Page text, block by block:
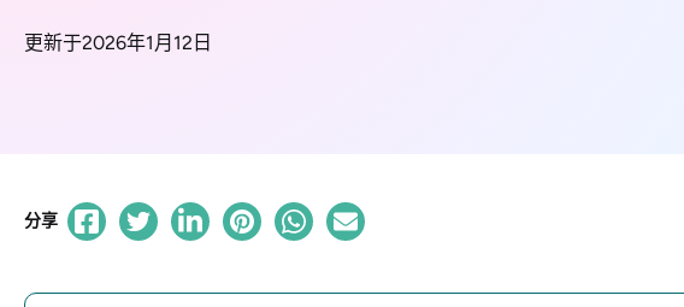
更新于2026年1月12日
分享